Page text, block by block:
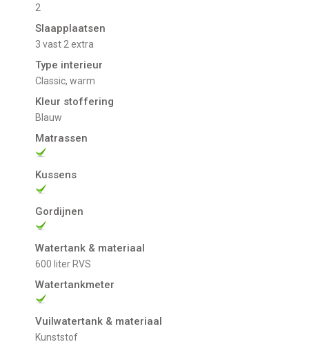
2
Slaapplaatsen
3 vast 2 extra
Type interieur
Classic, warm
Kleur stoffering
Blauw
Matrassen
Kussens
Gordijnen
Watertank & materiaal
600 liter RVS
Watertankmeter
Vuilwatertank & materiaal
Kunststof